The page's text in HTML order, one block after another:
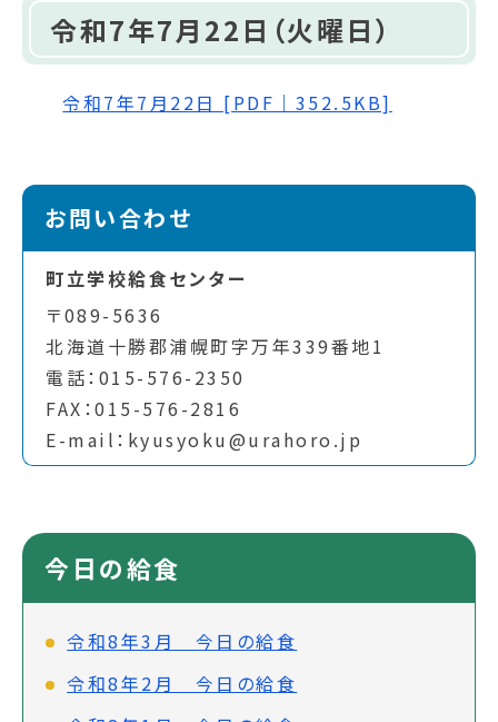
令和7年7月22日（火曜日）
令和7年7月22日 [PDF｜352.5KB]
お問い合わせ
町立学校給食センター
〒089-5636
北海道十勝郡浦幌町字万年339番地1
電話：015-576-2350
FAX：015-576-2816
E-mail：kyusyoku@urahoro.jp
今日の給食
令和8年3月 今日の給食
令和8年2月 今日の給食